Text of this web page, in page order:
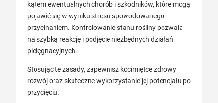
kątem ewentualnych chorób i szkodników, które mogą
pojawić się w wyniku stresu spowodowanego
przycinaniem. Kontrolowanie stanu rośliny pozwala
na szybką reakcję i podjęcie niezbędnych działań
pielęgnacyjnych.
Stosując te zasady, zapewnisz kocimiętce zdrowy
rozwój oraz skuteczne wykorzystanie jej potencjału po
przycięciu.